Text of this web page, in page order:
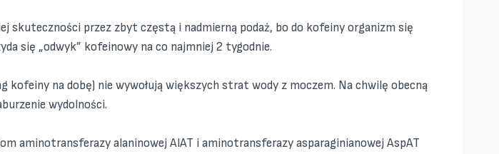
skuteczności przez zbyt częstą i nadmierną podaż, bo do kofeiny organizm się
się „odwyk” kofeinowy na co najmniej 2 tygodnie.
na dobę) nie wywołują większych strat wody z moczem. Na chwilę obecną
wydolności.
aminotransferazy alaninowej AlAT i aminotransferazy asparaginianowej AspAT